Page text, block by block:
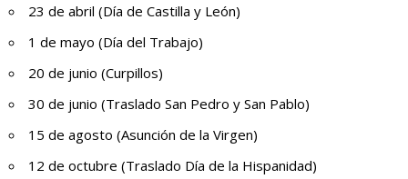
23 de abril (Día de Castilla y León)
1 de mayo (Día del Trabajo)
20 de junio (Curpillos)
30 de junio (Traslado San Pedro y San Pablo)
15 de agosto (Asunción de la Virgen)
12 de octubre (Traslado Día de la Hispanidad)